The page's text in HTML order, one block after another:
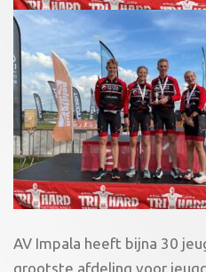
AV Impala heeft bijna 30
grootste afdeling voor